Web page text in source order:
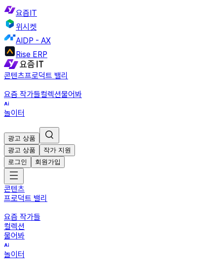
요즘IT
위시켓
AIDP - AX
Rise ERP
콘텐츠프로덕트 밸리
요즘 작가들컬렉션물어봐
놀이터
광고 상품
광고 상품
작가 지원
로그인
회원가입
콘텐츠
프로덕트 밸리
요즘 작가들
컬렉션
물어봐
놀이터